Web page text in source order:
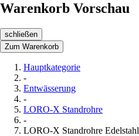
Warenkorb Vorschau
schließen
Zum Warenkorb
Hauptkategorie
-
Entwässerung
-
LORO-X Standrohre
-
LORO-X Standrohre Edelstahl